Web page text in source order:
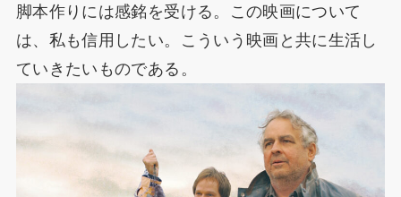
脚本作りには感銘を受ける。この映画について
は、私も信用したい。こういう映画と共に生活し
ていきたいものである。